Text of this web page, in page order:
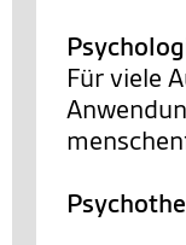
Für viele